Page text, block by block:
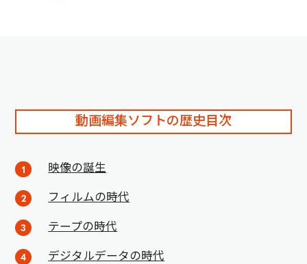
動画編集ソフトの歴史目次
映像の誕生
フィルムの時代
テープの時代
デジタルデータの時代